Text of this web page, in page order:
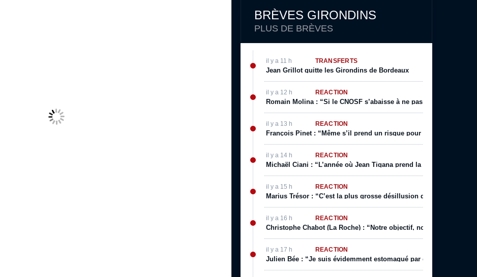
BRÈVES GIRONDINS
PLUS DE BRÈVES
il y a 11 h TRANSFERTS
Jean Grillot quitte les Girondins de Bordeaux
il y a 12 h RÉACTION
Romain Molina : “Si le CNOSF s’abaisse à ne pas respecter ses
il y a 13 h RÉACTION
François Pinet : “Même s’il prend un risque pour son image, il
il y a 14 h RÉACTION
Michaël Ciani : “L’année où Jean Tigana prend la place de
il y a 15 h RÉACTION
Marius Trésor : “C’est la plus grosse désillusion que j’ai eue sur
il y a 16 h RÉACTION
Christophe Chabot (La Roche) : “Notre objectif, notre rêve, c’est
il y a 17 h RÉACTION
Julien Bée : “Je suis évidemment estomaqué par ce texte, qui